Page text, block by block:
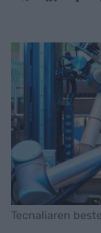
Tecnaliaren